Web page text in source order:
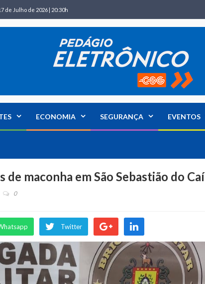
de Julho de 2026 | 20:30h
ECONOMIA SEGURANÇA EVENTOS
maconha em São Sebastião do Caí
0
Twitter